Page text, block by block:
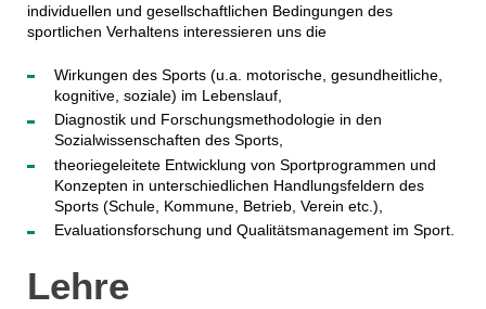
individuellen und gesellschaftlichen Bedingungen des
sportlichen Verhaltens interessieren uns die
Wirkungen des Sports (u.a. motorische, gesundheitliche,
kognitive, soziale) im Lebenslauf,
Diagnostik und Forschungsmethodologie in den
Sozialwissenschaften des Sports,
theoriegeleitete Entwicklung von Sportprogrammen und
Konzepten in unterschiedlichen Handlungsfeldern des
Sports (Schule, Kommune, Betrieb, Verein etc.),
Evaluationsforschung und Qualitätsmanagement im Sport.
Lehre